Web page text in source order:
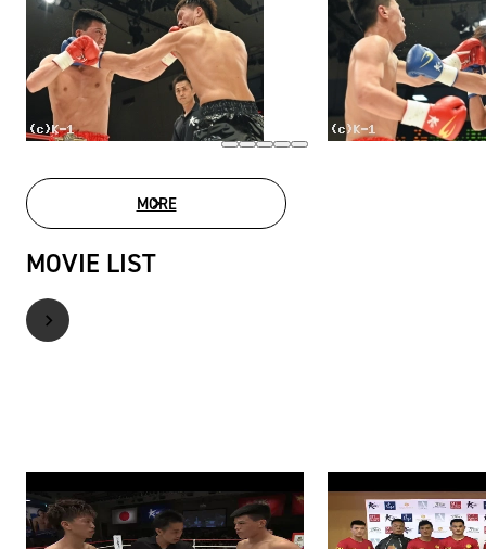
MOREPHOTO GALLERY
MOVIE LIST